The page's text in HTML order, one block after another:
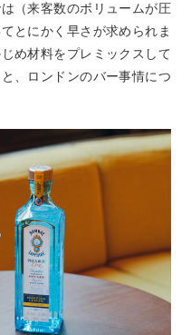
（来客数のボリュームが圧
とにかく早さが求められま
め材料をプレミックスして
、ロンドンのバー事情につ